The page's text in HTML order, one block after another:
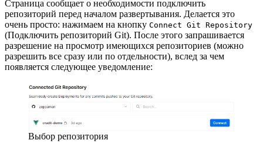
Страница сообщает о необходимости подключить
репозиторий перед началом развертывания. Делается это
очень просто: нажимаем на кнопку Connect Git Repository
(Подключить репозиторий Git). После этого запрашивается
разрешение на просмотр имеющихся репозиториев (можно
разрешить все сразу или по отдельности), вслед за чем
появляется следующее уведомление:
Выбор репозитория